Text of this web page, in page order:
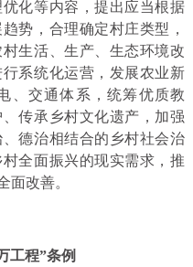
化等内容，提出应当根据
势，合理确定村庄类型，
生活、生产、生态环境改
系统化运营，发展农业新
、交通体系，统筹优质教
传承乡村文化遗产，加强
德治相结合的乡村社会治
全面振兴的现实需求，推
面改善。
工程”条例